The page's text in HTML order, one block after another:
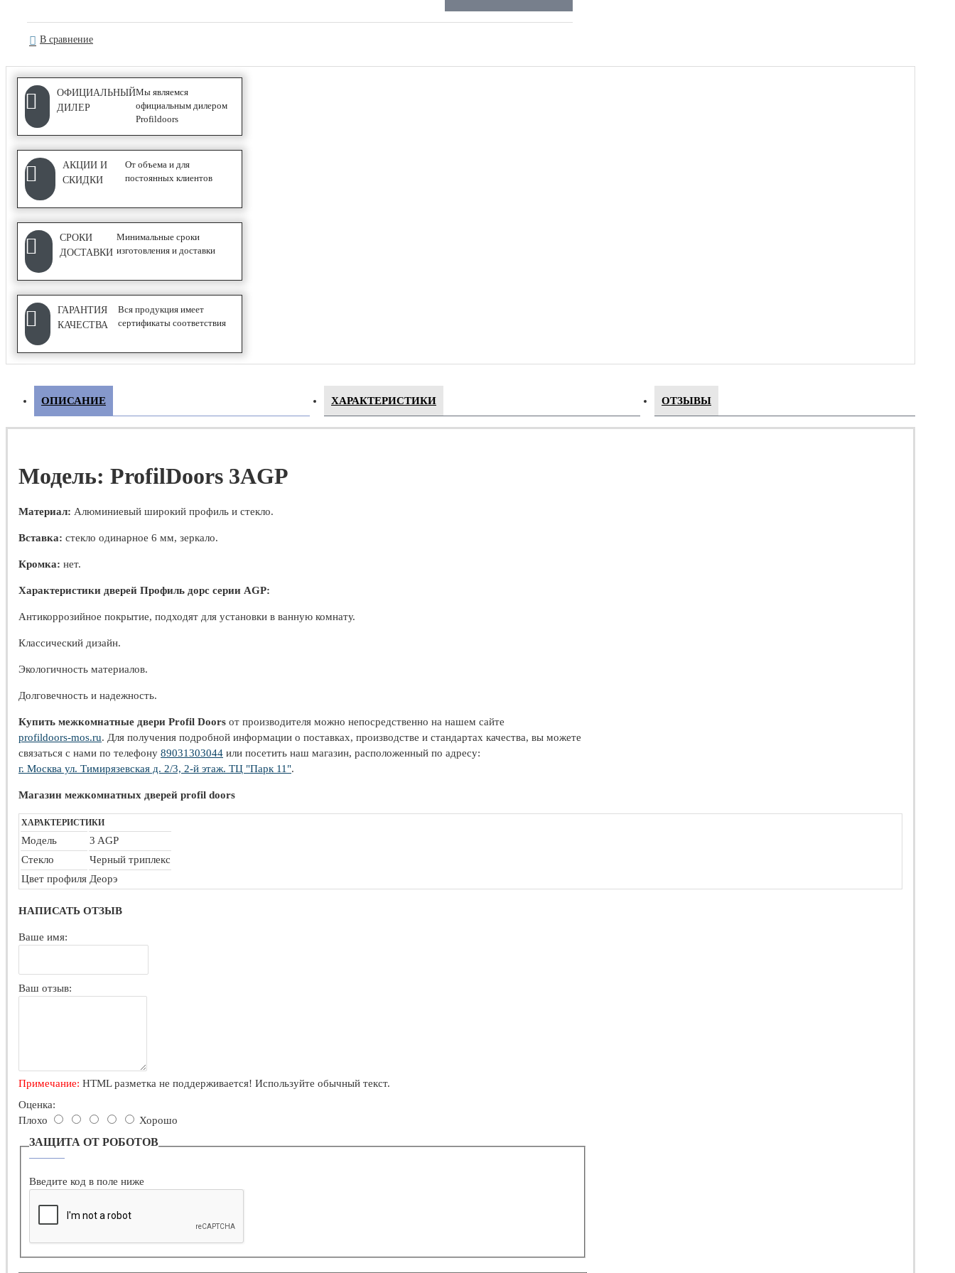
С ПОКРЫТИЕМ UNILACK
АЛЮМИНИЕВЫЕ ПЕРЕГОРОДКИ
Classic
Каскад
СИСТЕМЫ ОТКРЫВАНИЯ
COMPACK
Купе
Дверные ручки
В сравнение
ОФИЦИАЛЬНЫЙ
ДИЛЕР
Мы являемся
официальным дилером
Profildoors
АКЦИИ И
СКИДКИ
От объема и для
постоянных клиентов
СРОКИ
ДОСТАВКИ
Минимальные сроки
изготовления и доставки
ГАРАНТИЯ
КАЧЕСТВА
Вся продукция имеет
сертификаты соответствия
ОПИСАНИЕ ХАРАКТЕРИСТИКИ ОТЗЫВЫ
Модель: ProfilDoors 3AGP
Материал: Алюминиевый широкий профиль и стекло.
Вставка: стекло одинарное 6 мм, зеркало.
Кромка: нет.
Характеристики дверей Профиль дорс серии AGP:
Антикоррозийное покрытие, подходят для установки в ванную комнату.
Классический дизайн.
Экологичность материалов.
Долговечность и надежность.
Купить межкомнатные двери Profil Doors от производителя можно непосредственно на нашем сайте
profildoors-mos.ru. Для получения подробной информации о поставках, производстве и стандартах качества, вы можете
связаться с нами по телефону 89031303044 или посетить наш магазин, расположенный по адресу:
г. Москва ул. Тимирязевская д. 2/3, 2-й этаж. ТЦ "Парк 11".
Магазин межкомнатных дверей profil doors
ХАРАКТЕРИСТИКИ
Модель
3 AGP
Стекло
Черный триплекс
Цвет профиля Деорэ
НАПИСАТЬ ОТЗЫВ
Ваше имя:
Ваш отзыв:
Примечание: HTML разметка не поддерживается! Используйте обычный текст.
Оценка:
Плохо
Хорошо
ЗАЩИТА ОТ РОБОТОВ
Введите код в поле ниже